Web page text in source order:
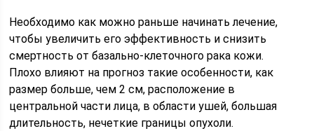
Необходимо как можно раньше начинать лечение,
чтобы увеличить его эффективность и снизить
смертность от базально-клеточного рака кожи.
Плохо влияют на прогноз такие особенности, как
размер больше, чем 2 см, расположение в
центральной части лица, в области ушей, большая
длительность, нечеткие границы опухоли.